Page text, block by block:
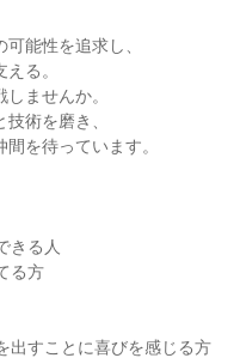
能性を追求し、
る。
ませんか。
術を磨き、
を待っています。
きる人
る方
出すことに喜びを感じる方